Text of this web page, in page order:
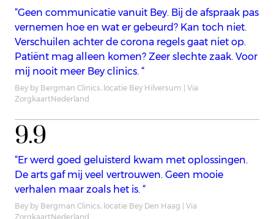
“Geen communicatie vanuit Bey. Bij de afspraak pas
vernemen hoe en wat er gebeurd? Kan toch niet.
Verschuilen achter de corona regels gaat niet op.
Patiënt mag alleen komen? Zeer slechte zaak. Voor
mij nooit meer Bey clinics. “
Bey by Bergman Clinics, locatie Bey Hilversum | Via
ZorgkaartNederland
9.9
“Er werd goed geluisterd kwam met oplossingen.
De arts gaf mij veel vertrouwen. Geen mooie
verhalen maar zoals het is. “
Bey by Bergman Clinics, locatie Bey Den Haag | Via
ZorgkaartNederland